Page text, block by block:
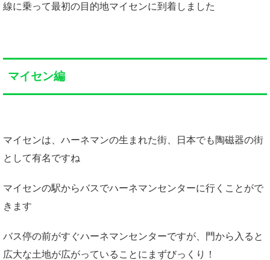
線に乗って最初の目的地マイセンに到着しました
マイセン編
マイセンは、ハーネマンの生まれた街、日本でも陶磁器の街
として有名ですね
マイセンの駅からバスでハーネマンセンターに行くことがで
きます
バス停の前がすぐハーネマンセンターですが、門から入ると
広大な土地が広がっていることにまずびっくり！